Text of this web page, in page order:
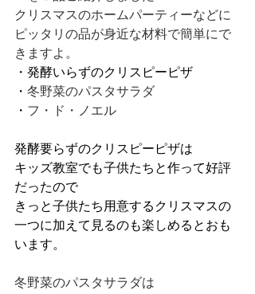
クリスマスのホームパーティーなどに
ピッタリの品が身近な材料で簡単にで
きますよ。
・発酵いらずのクリスピーピザ
・ 冬野菜のパスタサラダ
・ フ・ド・ノエル
発酵要らずのクリスピーピザは
キッズ教室でも子供たちと作って好評
だったので
きっと子供たち用意するクリスマスの
一つに加えて見るのも楽しめるとおも
います。
冬野菜のパスタサラダは